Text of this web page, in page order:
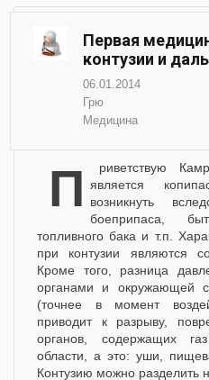
Первая
контузии и
06.01.2014
Грю
Медицина
Приветствую Камрады! =) Данная статья является
возникнуть
боеприпаса,
топливного бака и т.п.
при контузии являются
Кроме того, разница
органами и окружающей
(точнее в момент
приводит к разрыву,
органов, содержащих
области, а это: уши,
Контузию можно разделить